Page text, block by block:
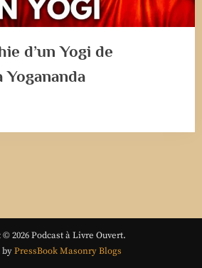
d’un Yogi de
Yogananda
2026 Podcast à Livre Ouvert.
byPressBook Masonry Blogs